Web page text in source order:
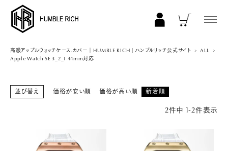
COLLECTION
AppleWatch 11/10(46mm)
AppleWatch 9/8/7 (45mm)
高級アップルウォッチケース.カバー｜HUMBLE RICH | ハンブルリッチ公式サイト
ALL
Apple Watch SE 3_2_1 44mm対応
並び替え 価格が安い順 価格が高い順 新着順
2件中 1-2件表示